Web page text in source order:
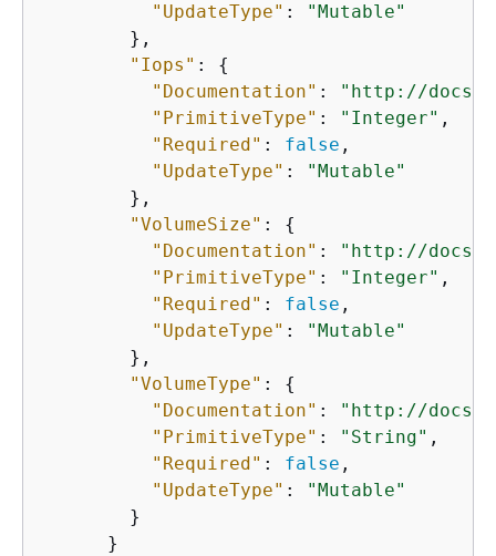
"UpdateType" :
"Mutable"
        },
"Iops" : {
"Documentation" :
"http://
"PrimitiveType" : "Integer" ,
"Required" : false ,
"UpdateType" :
"Mutable"
        },
"VolumeSize" : {
"Documentation" :
"http://
"PrimitiveType" : "Integer" ,
"Required" : false ,
"UpdateType" :
"Mutable"
        },
"VolumeType" : {
"Documentation" :
"http://
"PrimitiveType" : "String" ,
"Required" : false ,
"UpdateType" :
"Mutable"
        }
      }